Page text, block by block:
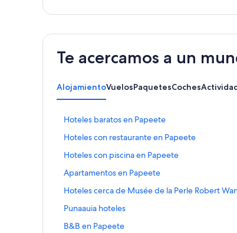
Te acercamos a un
AlojamientoVuelosPaquetesCoches
Hoteles baratos en Papeete
E
l
a
c
e
u
e
a
b
Hoteles con restaurante en Papeete
E
l
a
c
e
u
e
Hoteles con piscina en Papeete
E
l
a
c
e
u
Apartamentos en Papeete
E
l
a
c
e
Hoteles cerca de Musée de la Perle Robert
E
l
a
Punaauia hoteles
E
lB&B en Papeete
E